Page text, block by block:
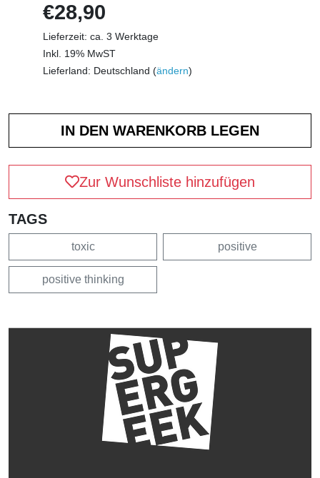
€28,90
Lieferzeit: ca. 3 Werktage
Inkl. 19% MwST
Lieferland: Deutschland (ändern)
Zur Wunschliste hinzufügen
TAGS
toxic positive
positive thinking